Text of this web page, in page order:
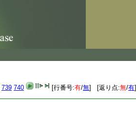
739 740 [行番号:有/無] [返り点:無/有]